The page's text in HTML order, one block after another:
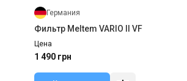
Германия
Фильтр Meltem VARIO II VF
Цена
1 490 грн